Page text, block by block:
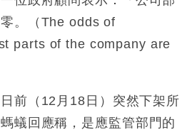
。（The odds of
parts of the company are
前（12月18日）突然下架所
蟻回應稱，是應監管部門的